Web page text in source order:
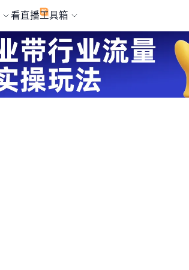
看直播工具箱